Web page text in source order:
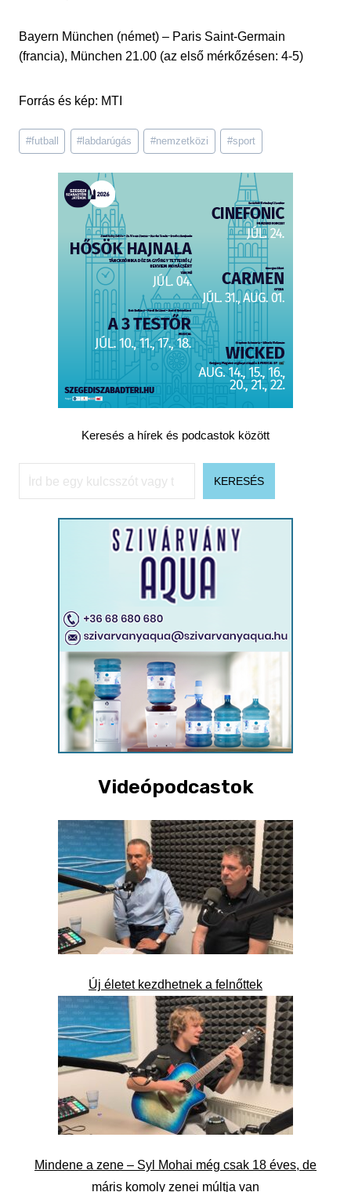
Bayern München (német) – Paris Saint-Germain
(francia), München 21.00 (az első mérkőzésen: 4-5)
Forrás és kép: MTI
Post
Tags:
#futball # labdarúgás #nemzetközi #sport
Keresés a hírek és podcastok között
Keresés
KERESÉS
Videópodcastok
Új életet kezdhetnek a felnőttek
Mindene a zene – Syl Mohai még csak 18 éves, de
máris komoly zenei múltja van